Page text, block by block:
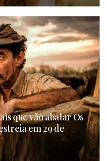
que vão abalar Os
em 29 de